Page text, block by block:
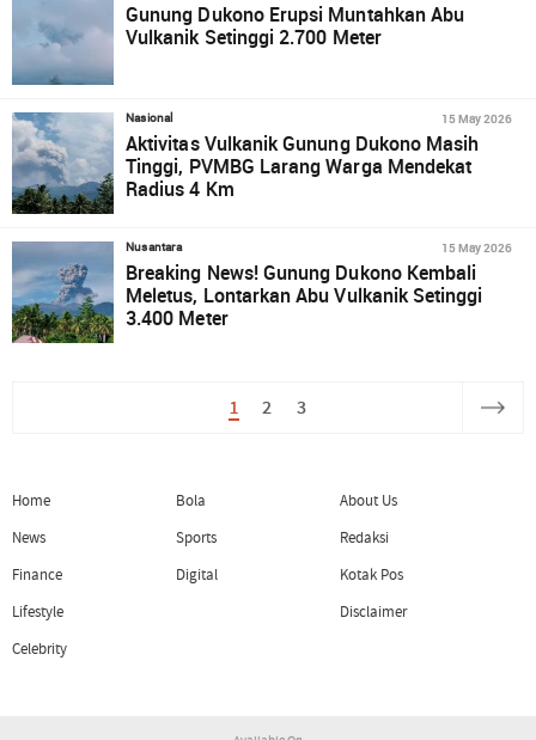
Gunung Dukono Erupsi Muntahkan Abu
Vulkanik Setinggi 2.700 Meter
Nasional 15 May 2026
Aktivitas Vulkanik Gunung Dukono Masih
Tinggi, PVMBG Larang Warga Mendekat
Radius 4 Km
Nusantara 15 May 2026
Breaking News! Gunung Dukono Kembali
Meletus, Lontarkan Abu Vulkanik Setinggi
3.400 Meter
1 2 3
Home
News
Finance
Lifestyle
Celebrity
Bola
Sports
Digital
About Us
Redaksi
Kotak Pos
Disclaimer